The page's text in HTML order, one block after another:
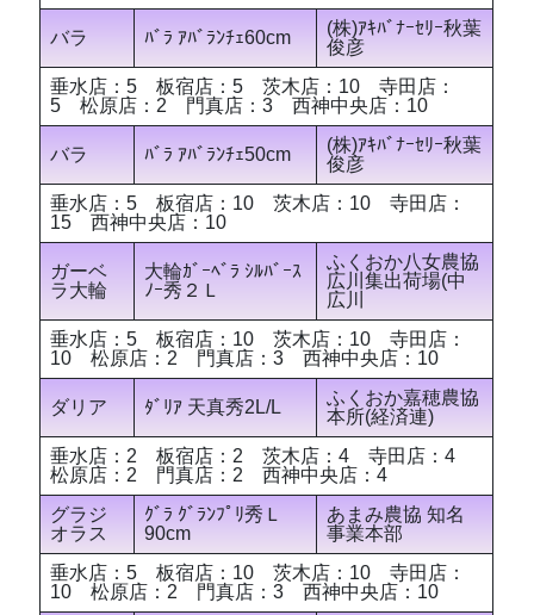
バラ ﾊﾞﾗ ｱﾊﾞﾗﾝﾁｪ60cm
(株)ｱｷﾊﾞﾅｰｾﾘｰ秋葉
俊彦
垂水店：5 板宿店：5 茨木店：10 寺田店：
5 松原店：2 門真店：3 西神中央店：10
バラ ﾊﾞﾗ ｱﾊﾞﾗﾝﾁｪ50cm
(株)ｱｷﾊﾞﾅｰｾﾘｰ秋葉
俊彦
垂水店：5 板宿店：10 茨木店：10 寺田店：
15 西神中央店：10
ガーベ
ラ大輪
大輪ｶﾞｰﾍﾞﾗ ｼﾙﾊﾞｰｽ
ﾉｰ秀２Ｌ
ふくおか八女農協
広川集出荷場(中
広川
垂水店：5 板宿店：10 茨木店：10 寺田店：
10 松原店：2 門真店：3 西神中央店：10
ダリア ﾀﾞﾘｱ 天真秀2L/L
ふくおか嘉穂農協
本所(経済連)
垂水店：2 板宿店：2 茨木店：4 寺田店：4
松原店：2 門真店：2 西神中央店：4
グラジ
オラス
ｸﾞﾗ ｸﾞﾗﾝﾌﾟﾘ秀Ｌ
90cm
あまみ農協 知名
事業本部
垂水店：5 板宿店：10 茨木店：10 寺田店：
10 松原店：2 門真店：3 西神中央店：10